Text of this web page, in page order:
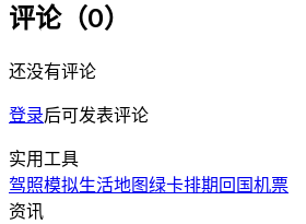
评论（0）
还没有评论
登录后可发表评论
实用工具
驾照模拟生活地图绿卡排期回国机票
资讯